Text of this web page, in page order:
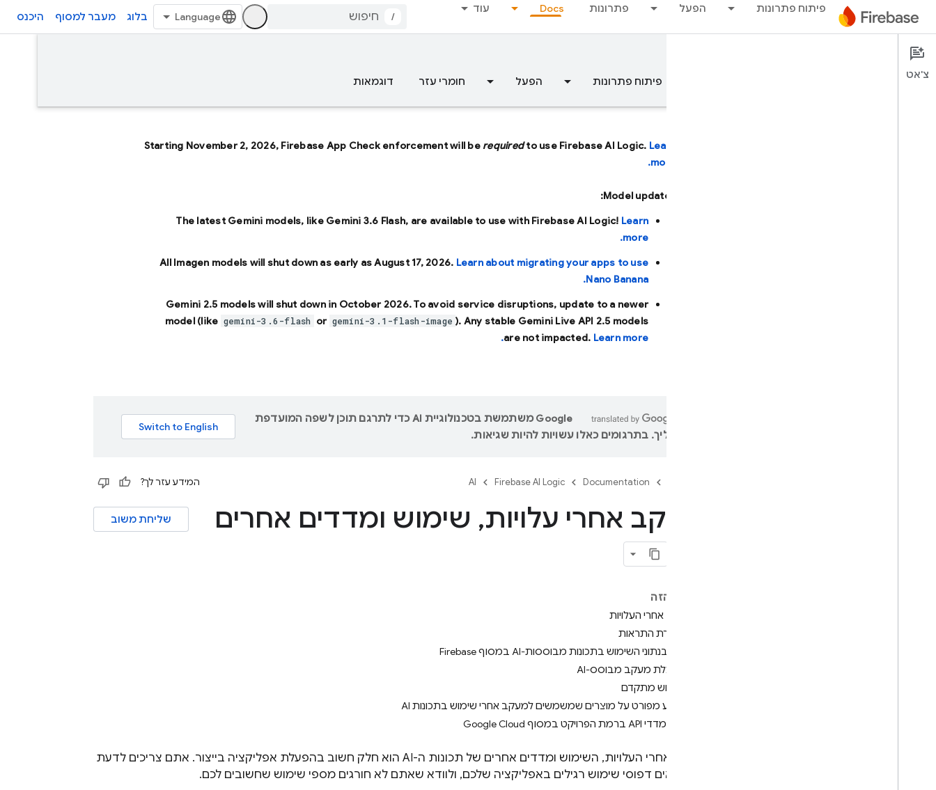
פיתוח פתרונות הפעל פתרונות Docs עוד
/ בלוג מעבר למסוף היכנס
Documentation
סקירה כללית פיתוח פתרונות הפעל חומרי עזר דוגמאות
Starting November 2, 2026, Firebase App Check enforcement will be requiredto use Firebase AI Logic. Learn
more.
Model updates:
The latest Gemini models, like Gemini 3.6 Flash, are available to use with Firebase AI Logic! Learn
more.
All Imagen models will shut down as early asAugust 17, 2026. Learn about migrating your apps to use
Nano Banana.
Gemini 2.5 models will shut down in October 2026. To avoid service disruptions, update to a newer
model (like gemini-3.6-flash or gemini-3.1-flash-image ). Any stable Gemini Live API 2.5 models
are not impacted. Learn more.
‫Google משתמשת בטכנולוגיית AI כדי לתרגם תוכן לשפה המועדפת
עליך. בתרגומים כאלו עשויות להיות שגיאות.
Documentation
Firebase AI Logic
AI המידע עזר לך?
שליחת משוב מעקב אחרי עלויות, שימוש ומדדים אחרים
בדף הזה
מעקב אחרי העלויות
הגדרת התראות
צפייה בנתוני השימוש בתכונות מבוססות-AI במסוף Firebase
הפעלת מעקב מבוסס-AI
שימוש מתקדם
מידע מפורט על מוצרים שמשמשים למעקב אחרי שימוש בתכונות AI
הצגת מדדי API ברמת הפרויקט במסוף Google Cloud
מעקב אחרי העלויות, השימוש ומדדים אחרים של תכונות ה-AI הוא חלק חשוב בהפעלת אפליקציה בייצור. אתם צריכים לדעת
איך נראים דפוסי שימוש רגילים באפליקציה שלכם, ולוודא שאתם לא חורגים מספי שימוש שחשובים לכם.
צ'אט